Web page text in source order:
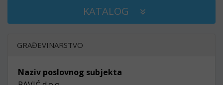
KATALOG
GRAĐEVINARSTVO
Naziv poslovnog subjekta